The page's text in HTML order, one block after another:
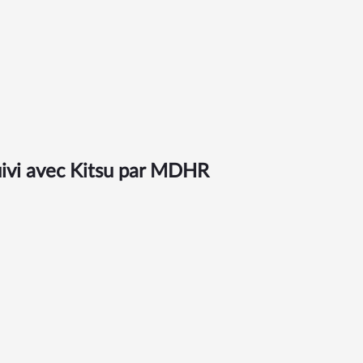
avec Kitsu par MDHR